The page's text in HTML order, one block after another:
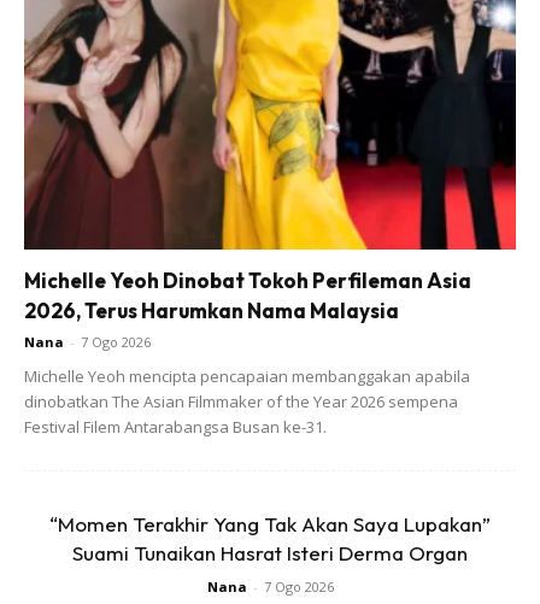
Air melebihi paras ayam
Cara Buat :
Ads
mengikut kuantiti ayam
Apabila ayam sudah masak,keluarkan terus masukkan
Michelle Yeoh Dinobat Tokoh Perfileman Asia
2026, Terus Harumkan Nama Malaysia
Nana - 7 Ogo 2026
Michelle Yeoh mencipta pencapaian membanggakan apabila
dinobatkan The Asian Filmmaker of the Year 2026 sempena
Festival Filem Antarabangsa Busan ke-31.
“Momen Terakhir Yang Tak Akan Saya Lupakan”
Suami Tunaikan Hasrat Isteri Derma Organ
Nana - 7 Ogo 2026